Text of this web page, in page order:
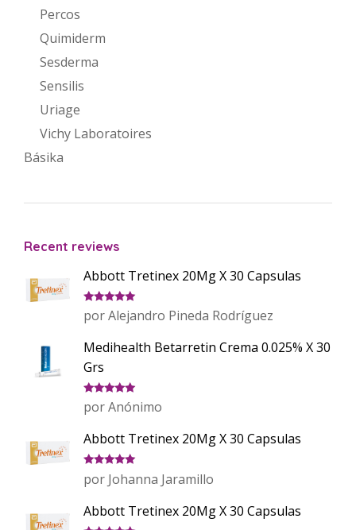
Percos
Quimiderm
Sesderma
Sensilis
Uriage
Vichy Laboratoires
Básika
Recent reviews
Abbott Tretinex 20Mg X 30 Capsulas
Valorado
con
de 5
por Alejandro Pineda Rodríguez
Medihealth Betarretin Crema 0.025% X 30
Grs
Valorado
con
de 5
por Anónimo
Abbott Tretinex 20Mg X 30 Capsulas
Valorado
con 5de 5
por Johanna Jaramillo
Abbott Tretinex 20Mg X 30 Capsulas